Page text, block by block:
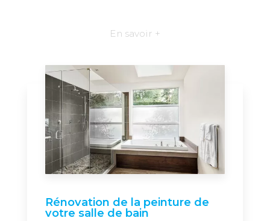
En savoir +
Rénovation de la peinture de
votre salle de bain